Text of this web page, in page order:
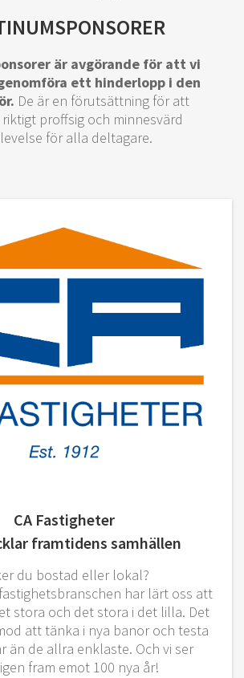
är avgörande för att vi
ett hinderlopp i den
De är en förutsättning för att
proffsig och minnesvärd
för alla deltagare.
CA Fastigheter
framtidens samhällen
du bostad eller lokal?​
har lärt oss att
stora och det stora i det lilla. Det
att tänka i nya banor och testa
än de allra enklaste. Och vi ser
fram emot 100 nya år!